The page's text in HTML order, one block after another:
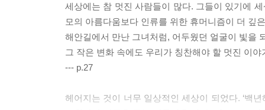
여름 정원에 꽃이 핀다
가을
밴쿠버 가을 서정
가을이 주는 행복
따스한 가을 햇살의 오후
밴쿠버는 비에 젖어
세상에는 참 멋진 사람들이 많다. 그들이 있기에
모의 아름다움보다 인류를 위한 휴머니즘이 더 깊
해안길에서 만난 그녀처럼, 어두웠던 얼굴이 빛을
그 작은 변화 속에도 우리가 칭찬해야 할 멋진 이야
--- p.27
헤어지는 것이 너무 일상적인 세상이 되었다. ‘백